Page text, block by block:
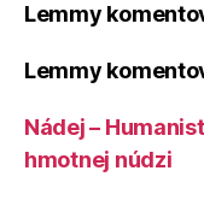
Lemmy
Lemmy
Nádej –
hmotnej núdzi